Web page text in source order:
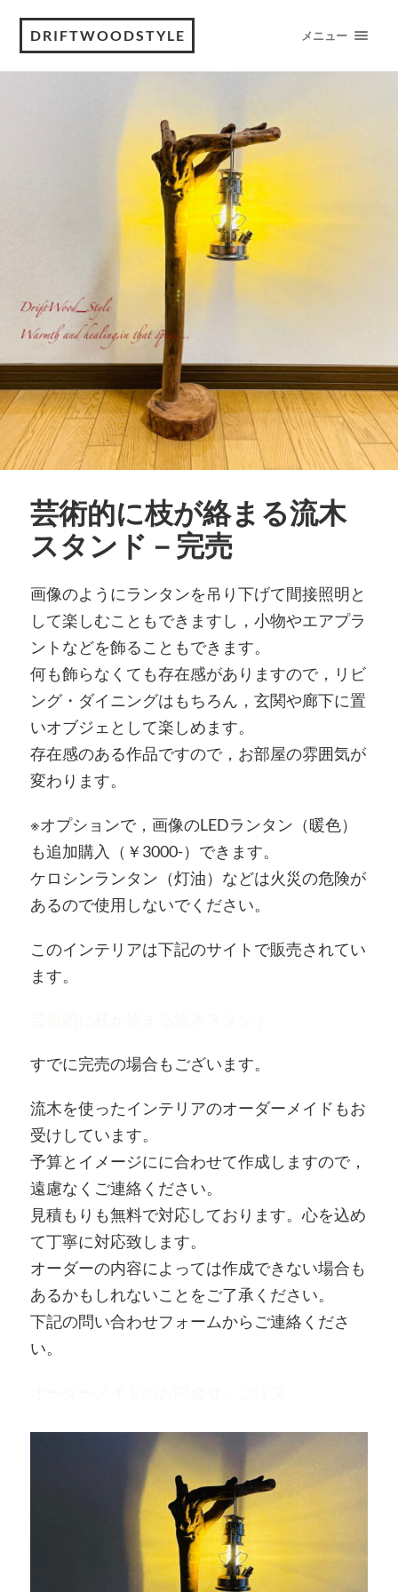
DRIFTWOODSTYLE メニュー
芸術的に枝が絡まる流木
スタンド－完売
画像のようにランタンを吊り下げて間接照明と
して楽しむこともできますし，小物やエアプラ
ントなどを飾ることもできます。
何も飾らなくても存在感がありますので，リビ
ング・ダイニングはもちろん，玄関や廊下に置
いオブジェとして楽しめます。
存在感のある作品ですので，お部屋の雰囲気が
変わります。
※オプションで，画像のLEDランタン（暖色）
も追加購入（￥3000-）できます。
ケロシンランタン（灯油）などは火災の危険が
あるので使用しないでください。
このインテリアは下記のサイトで販売されてい
ます。
すでに完売の場合もございます。
流木を使ったインテリアのオーダーメイドもお
受けしています。
予算とイメージにに合わせて作成しますので，
遠慮なくご連絡ください。
見積もりも無料で対応しております。心を込め
て丁寧に対応致します。
オーダーの内容によっては作成できない場合も
あるかもしれないことをご了承ください。
下記の問い合わせフォームからご連絡くださ
い。